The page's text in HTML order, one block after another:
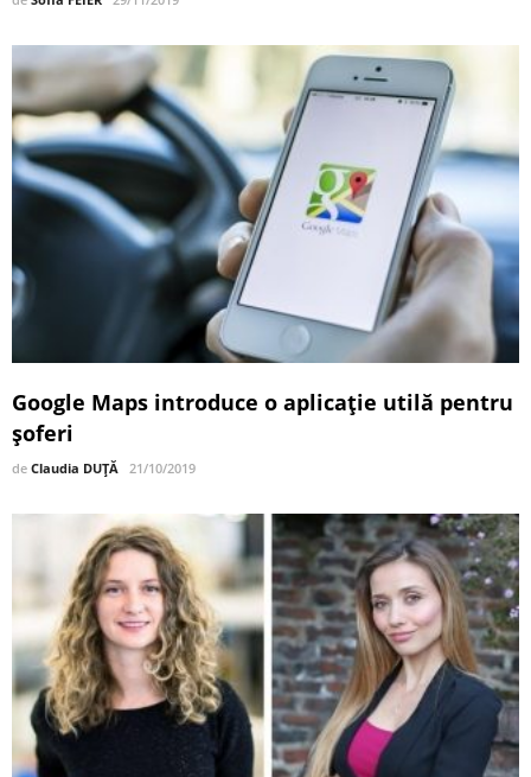
Google Maps introduce o aplicație utilă pentru
șoferi
de Claudia DUȚĂ 21/10/2019